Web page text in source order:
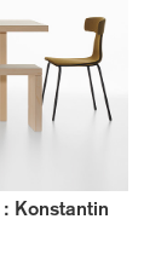
Konstantin